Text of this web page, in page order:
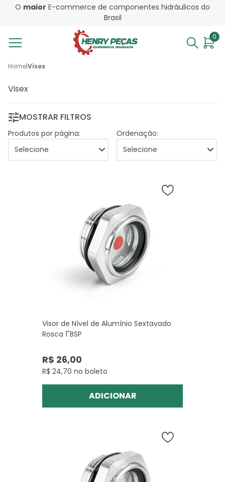
O maior E-commerce de componentes hidráulicos do
Brasil
0
Home|Visex
Visex
MOSTRAR FILTROS
Produtos por página: Ordenação:
Visor de Nível de Alumínio Sextavado
Rosca 1"BSP
R$ 26,00
R$ 24,70 no boleto
ADICIONAR